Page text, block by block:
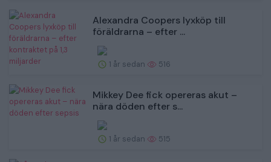
Alexandra Coopers lyxköp till
föräldrarna – efter ...
1 år sedan 516
Mikkey Dee fick opereras akut –
nära döden efter s...
1 år sedan 515